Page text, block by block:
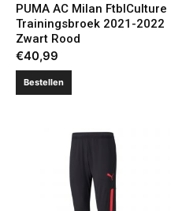
PUMA AC Milan FtblCulture
Trainingsbroek 2021-2022
Zwart Rood
€40,99
Bestellen